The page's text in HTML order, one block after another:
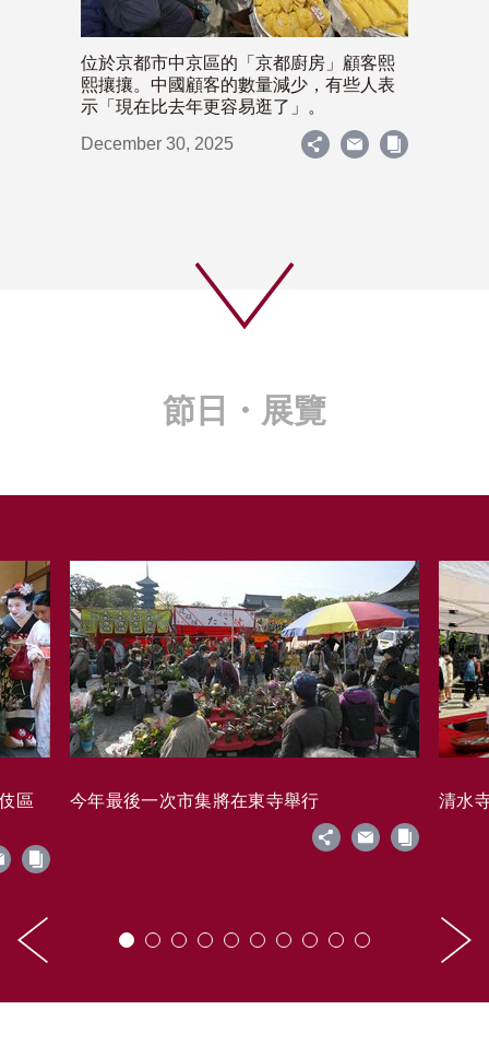
位於京都市中京區的「京都廚房」顧客熙
熙攘攘。中國顧客的數量減少，有些人表
示「現在比去年更容易逛了」。
December 30, 2025
節日・展覽
區 今年最後一次市集將在東寺舉行 清水